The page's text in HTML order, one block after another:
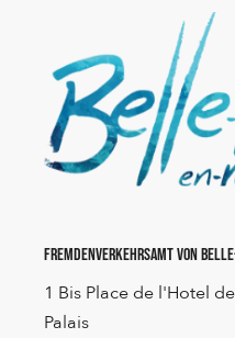
Fremdenverkehrsamt von
1 Bis Place de l'Hotel
Palais